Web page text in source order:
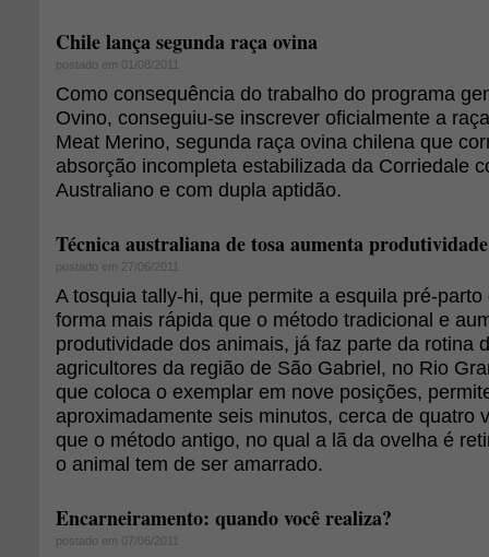
Chile lança segunda raça ovina
postado em 01/08/2011
Como consequência do trabalho do programa
Ovino, conseguiu-se inscrever oficialmente a
Meat Merino, segunda raça ovina chilena que
absorção incompleta estabilizada da Corriedale
Australiano e com dupla aptidão.
Técnica australiana de tosa aumenta produtividade
postado em 27/06/2011
A tosquia tally-hi, que permite a esquila pré-
forma mais rápida que o método tradicional e
produtividade dos animais, já faz parte da rotina
agricultores da região de São Gabriel, no Rio
que coloca o exemplar em nove posições,
aproximadamente seis minutos, cerca de quatro
que o método antigo, no qual a lã da ovelha é
o animal tem de ser amarrado.
Encarneiramento: quando você realiza?
postado em 07/06/2011